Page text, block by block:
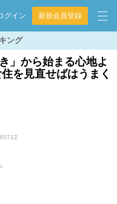
グイン 新規会員登録
ング
」から始まる心地よ
を見直せばはうまく